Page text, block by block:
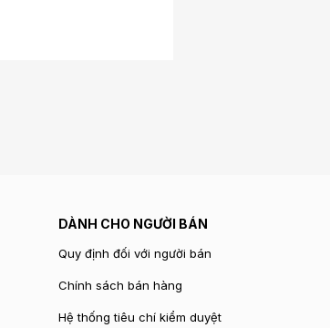
DÀNH CHO NGƯỜI BÁN
Quy định đối với người bán
Chính sách bán hàng
Hệ thống tiêu chí kiểm duyệt